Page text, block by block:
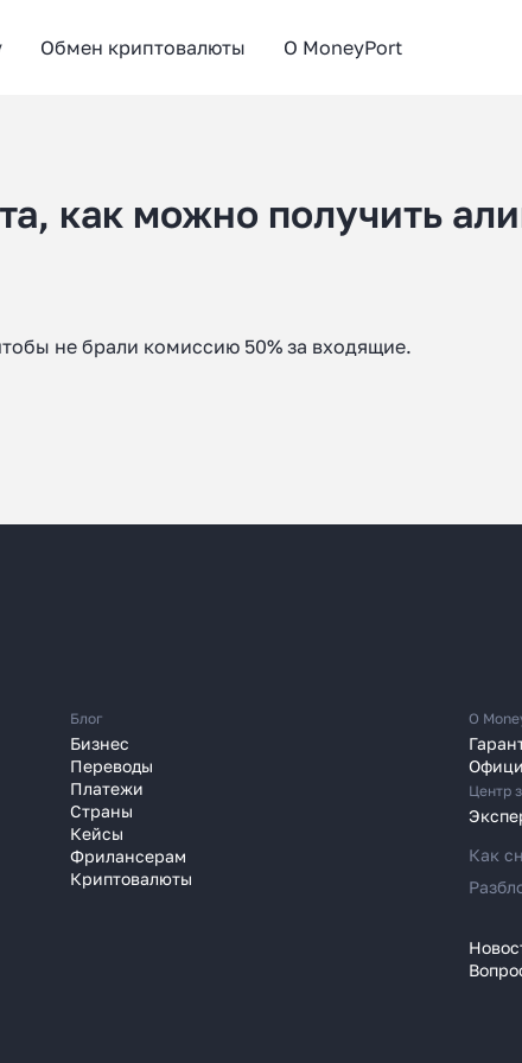
Обмен криптовалюты О MoneyPort
как можно получить
не брали комиссию 50% за входящие.
Блог
Бизнес
Переводы
Платежи
Страны
Кейсы
Фрилансерам
Криптовалюты
О
Центр
Как
120
уступили